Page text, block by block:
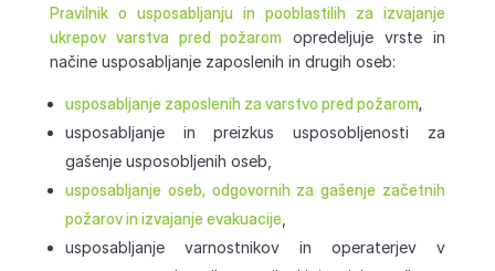
Pravilnik o usposabljanju in pooblastilih za izvajanje
ukrepov varstva pred požarom opredeljuje vrste in
načine usposabljanje zaposlenih in drugih oseb:
usposabljanje zaposlenih za varstvo pred požarom,
usposabljanje in preizkus usposobljenosti za
gašenje usposobljenih oseb,
usposabljanje oseb, odgovornih za gašenje začetnih
požarov in izvajanje evakuacije,
usposabljanje varnostnikov in operaterjev v